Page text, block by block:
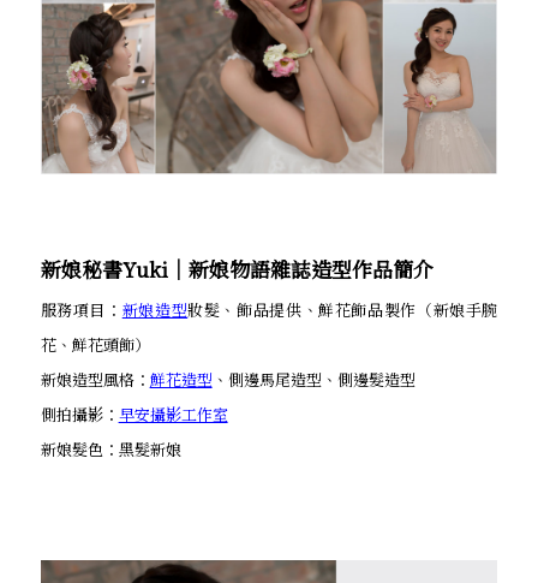
新娘秘書Yuki│新娘物語雜誌造型作品簡介
服務項目： 新娘造型妝髮、飾品提供、鮮花飾品製作（新娘手腕
花、鮮花頭飾）
新娘造型風格： 鮮花造型 、側邊馬尾造型、側邊髮造型
側拍攝影： 早安攝影工作室
新娘髮色：黑髮新娘